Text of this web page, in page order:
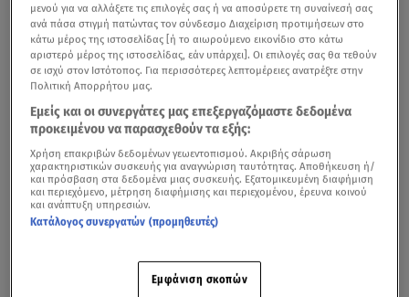
μενού για να αλλάξετε τις επιλογές σας ή να αποσύρετε τη συναίνεσή σας
ανά πάσα στιγμή πατώντας τον σύνδεσμο Διαχείριση προτιμήσεων στο
κάτω μέρος της ιστοσελίδας [ή το αιωρούμενο εικονίδιο στο κάτω
αριστερό μέρος της ιστοσελίδας, εάν υπάρχει]. Οι επιλογές σας θα τεθούν
σε ισχύ στον Ιστότοπος. Για περισσότερες λεπτομέρειες ανατρέξτε στην
Πολιτική Απορρήτου μας.
Εμείς και οι συνεργάτες μας επεξεργαζόμαστε δεδομένα
προκειμένου να παρασχεθούν τα εξής:
Χρήση επακριβών δεδομένων γεωεντοπισμού. Ακριβής σάρωση
χαρακτηριστικών συσκευής για αναγνώριση ταυτότητας. Αποθήκευση ή/
και πρόσβαση στα δεδομένα μιας συσκευής. Εξατομικευμένη διαφήμιση
και περιεχόμενο, μέτρηση διαφήμισης και περιεχομένου, έρευνα κοινού
και ανάπτυξη υπηρεσιών.
Κατάλογος συνεργατών (προμηθευτές)
Εμφάνιση σκοπών